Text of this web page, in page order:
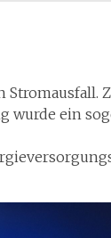
Stromausfall.
wurde ein